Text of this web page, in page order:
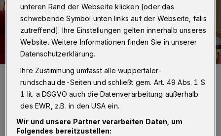
Moritz Klein (Leiter des Peter-Hammer-Verlags) und Karin Röhrich
(Direktorin der Stadtbibliothek).
Foto: Stadt Wuppertal
unteren Rand der Webseite klicken [oder das
schwebende Symbol unten links auf der Webseite, falls
zutreffend]. Ihre Einstellungen gelten innerhalb unseres
Website. Weitere Informationen finden Sie in unserer
Datenschutzerklärung.
Ihre Zustimmung umfasst alle wuppertaler-
rundschau.de-Seiten und schließt gem. Art. 49 Abs. 1 S.
1 lit. a DSGVO auch die Datenverarbeitung außerhalb
des EWR, z.B. in den USA ein.
Wir und unsere Partner verarbeiten Daten, um
Folgendes bereitzustellen: